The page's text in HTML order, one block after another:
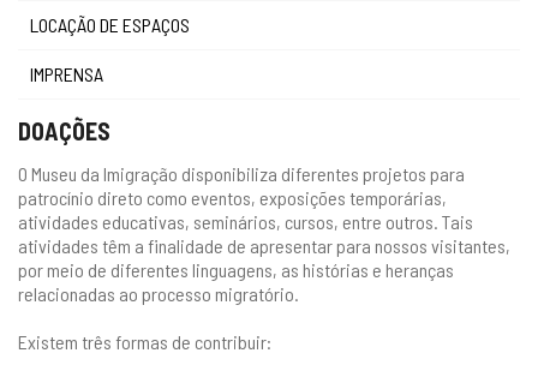
LOCAÇÃO DE ESPAÇOS
IMPRENSA
DOAÇÕES
O Museu da Imigração disponibiliza diferentes projetos para
patrocínio direto como eventos, exposições temporárias,
atividades educativas, seminários, cursos, entre outros. Tais
atividades têm a finalidade de apresentar para nossos visitantes,
por meio de diferentes linguagens, as histórias e heranças
relacionadas ao processo migratório.
Existem três formas de contribuir: